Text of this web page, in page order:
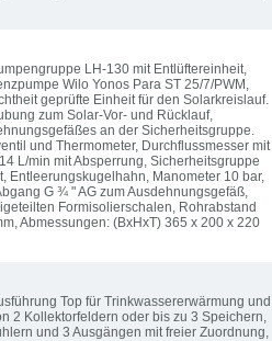
LH-130 mit Entlüftereinheit,
Wilo Yonos Para ST 25/7/PWM,
geprüfte Einheit für den Solarkreislauf.
zum Solar-Vor- und Rücklauf,
an der Sicherheitsgruppe.
und Thermometer, Durchflussmesser mit
L/min mit Absperrung, Sicherheitsgruppe
Entleerungskugelhahn, Manometer 10 bar,
G ¾ " AG zum Ausdehnungsgefäß,
Formisolierschalen, Rohrabstand
Abmessungen: (BxHxT) 365 x 200 x 220
Top für Trinkwassererwärmung und
2 Kollektorfeldern oder bis zu 3 Speichern,
und 3 Ausgängen mit freier Zuordnung,